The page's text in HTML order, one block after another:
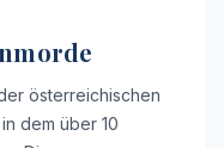
österreichischen
dem über 10